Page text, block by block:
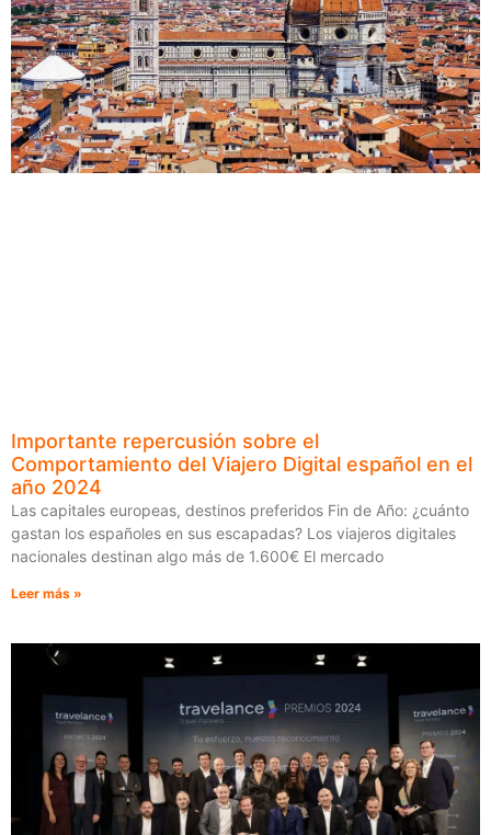
Importante repercusión sobre el
Comportamiento del Viajero Digital español en el
año 2024
Las capitales europeas, destinos preferidos Fin de Año: ¿cuánto
gastan los españoles en sus escapadas? Los viajeros digitales
nacionales destinan algo más de 1.600€ El mercado
Leer más »